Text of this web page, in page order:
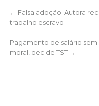
P
o
s
← Falsa adoção: Autora
trabalho escravo
Pagamento de salário
moral, decide TST →